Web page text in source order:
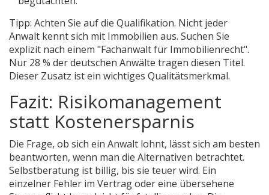
Tipp: Achten Sie auf die Qualifikation. Nicht jeder
Anwalt kennt sich mit Immobilien aus. Suchen Sie
explizit nach einem "Fachanwalt für Immobilienrecht".
Nur 28 % der deutschen Anwälte tragen diesen Titel.
Dieser Zusatz ist ein wichtiges Qualitätsmerkmal.
Fazit: Risikomanagement
statt Kostenersparnis
Die Frage, ob sich ein Anwalt lohnt, lässt sich am besten
beantworten, wenn man die Alternativen betrachtet.
Selbstberatung ist billig, bis sie teuer wird. Ein
einzelner Fehler im Vertrag oder eine übersehene